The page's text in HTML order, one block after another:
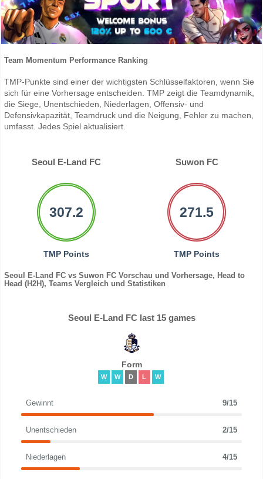
Team Momentum Performance Ranking
TMP-Punkte sind einer der wichtigsten Schlüsselfaktoren, wenn Sie
sich für eine Vorhersage entscheiden. TMP zeigt die Teamdynamik,
die Siege, Unentschieden, Niederlagen, Offensiv- und
Defensivkapazität, Teamdruck und die Neigung, Fehler zu machen,
umfasst. Jedes Spiel aktualisiert.
Seoul E-Land FC Suwon FC
307.2
TMP Points
271.5
TMP Points
Seoul E-Land FC vs Suwon FC Vorschau und Vorhersage, Head to
Head (H2H), Teams Vergleich und Statistiken
Seoul E-Land FC last 15 games
Form
W W D L W
Gewinnt 9/15
Unentschieden 2/15
Niederlagen 4/15